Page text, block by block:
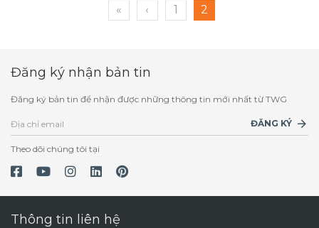
« ‹ 1 2
Đăng ký nhận bản tin
Đăng ký bản tin để nhận được những thông tin mới nhất từ TWG
ĐĂNG KÝ
Theo dõi chúng tôi tại
Thông tin liên hệ